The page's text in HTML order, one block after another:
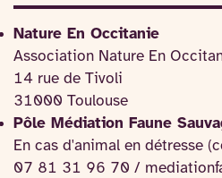
Nature En Occitanie
Association Nature En
14 rue de Tivoli
31000 Toulouse
Pôle Médiation Faune
En cas d'animal en détresse
07 81 31 96 70 /